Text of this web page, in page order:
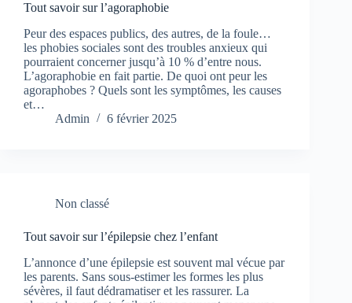
Tout savoir sur l’agoraphobie
Peur des espaces publics, des autres, de la foule…
les phobies sociales sont des troubles anxieux qui
pourraient concerner jusqu’à 10 % d’entre nous.
L’agoraphobie en fait partie. De quoi ont peur les
agoraphobes ? Quels sont les symptômes, les causes
et…
Admin
6 février 2025
Non classé
Tout savoir sur l’épilepsie chez l’enfant
L’annonce d’une épilepsie est souvent mal vécue par
les parents. Sans sous-estimer les formes les plus
sévères, il faut dédramatiser et les rassurer. La